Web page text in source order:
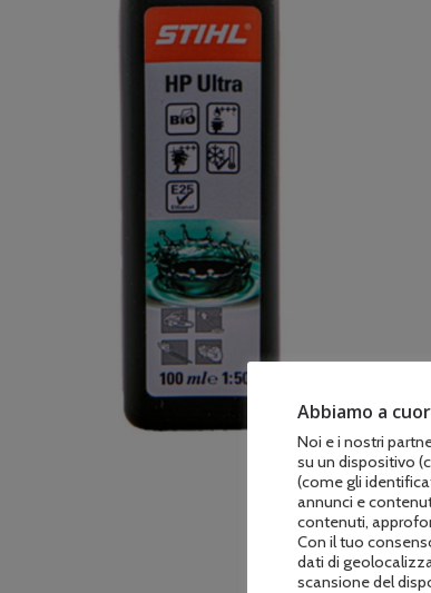
Abbiamo a
Noi e i nostri
su un dispositivo
(come gli
annunci e
contenuti,
Con il tuo
dati di
scansione del